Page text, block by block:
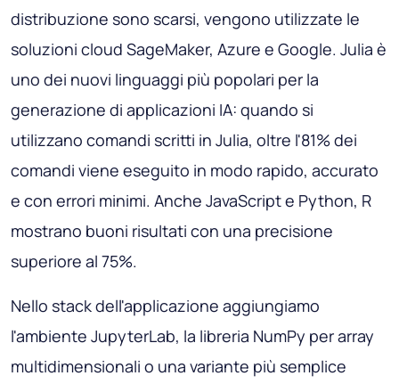
distribuzione sono scarsi, vengono utilizzate le
soluzioni cloud SageMaker, Azure e Google. Julia è
uno dei nuovi linguaggi più popolari per la
generazione di applicazioni IA: quando si
utilizzano comandi scritti in Julia, oltre l'81% dei
comandi viene eseguito in modo rapido, accurato
e con errori minimi. Anche JavaScript e Python, R
mostrano buoni risultati con una precisione
superiore al 75%.
Nello stack dell'applicazione aggiungiamo
l'ambiente JupyterLab, la libreria NumPy per array
multidimensionali o una variante più semplice